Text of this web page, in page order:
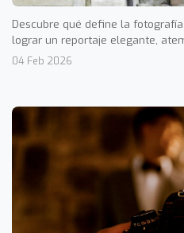
Descubre qué define la
lograr un reportaje elegante,
04 Feb 2026